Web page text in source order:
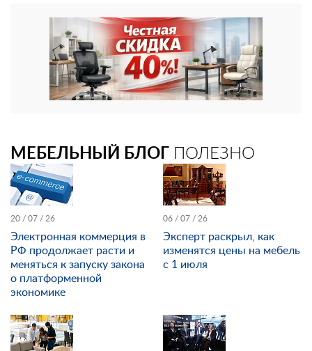
МЕБЕЛЬНЫЙ БЛОГ ПОЛЕЗНО
20 / 07 / 26
Электронная коммерция в
РФ продолжает расти и
меняться к запуску закона
о платформенной
экономике
06 / 07 / 26
Эксперт раскрыл, как
изменятся цены на мебель
с 1 июля